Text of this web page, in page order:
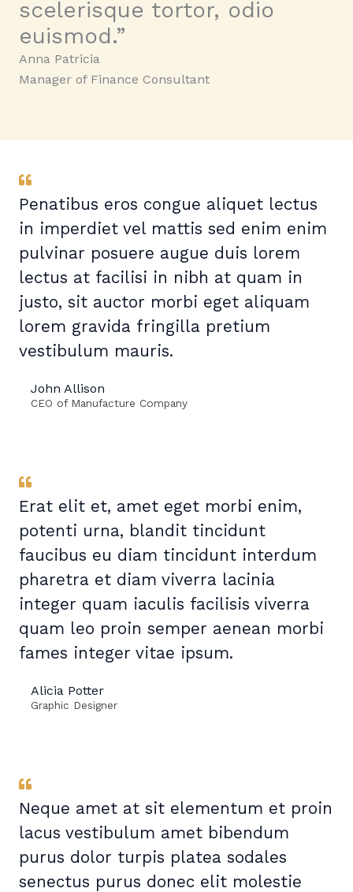
scelerisque tortor, odio
euismod.”
Anna Patricia
Manager of Finance Consultant
Penatibus eros congue aliquet lectus
in imperdiet vel mattis sed enim enim
pulvinar posuere augue duis lorem
lectus at facilisi in nibh at quam in
justo, sit auctor morbi eget aliquam
lorem gravida fringilla pretium
vestibulum mauris.
John Allison
CEO of Manufacture Company
Erat elit et, amet eget morbi enim,
potenti urna, blandit tincidunt
faucibus eu diam tincidunt interdum
pharetra et diam viverra lacinia
integer quam iaculis facilisis viverra
quam leo proin semper aenean morbi
fames integer vitae ipsum.
Alicia Potter
Graphic Designer
Neque amet at sit elementum et proin
lacus vestibulum amet bibendum
purus dolor turpis platea sodales
senectus purus donec elit molestie